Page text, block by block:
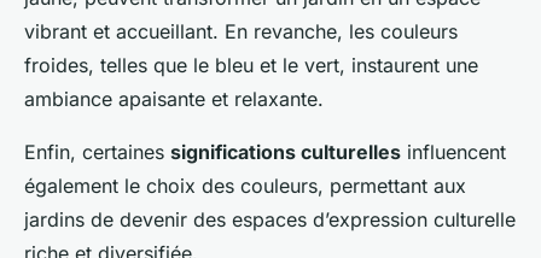
vibrant et accueillant. En revanche, les couleurs
froides, telles que le bleu et le vert, instaurent une
ambiance apaisante et relaxante.
Enfin, certaines significations culturelles influencent
également le choix des couleurs, permettant aux
jardins de devenir des espaces d’expression culturelle